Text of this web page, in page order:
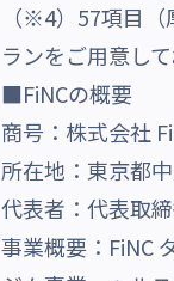
（※4）57項目
ランをご用意して
■FiNCの概要
商号：株式会社
所在地：東京都
代表者：代表取
事業概要：FiNC